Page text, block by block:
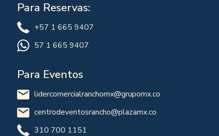
Para Reservas:
+57 1 665 9407
57 1 665 9407
Para Eventos
lidercomercialranchomx@grupomx.co
centrodeventosrancho@plazamx.co
310 700 1151